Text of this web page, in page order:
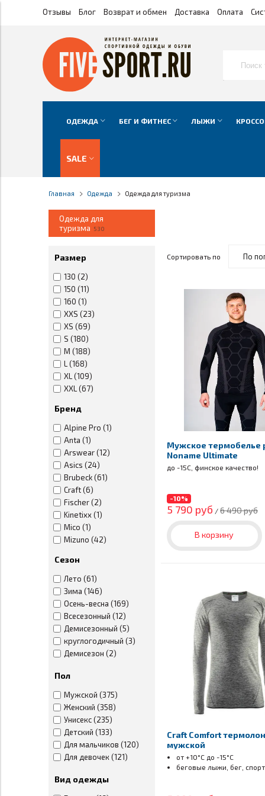
Отзывы Блог Возврат и обмен Доставка Оплата
ОДЕЖДА БЕГ И ФИТНЕС ЛЫЖИ
SALE
Главная Одежда Одежда для туризма
Одежда для
туризма 530
Размер
130 (2)
150 (11)
160 (1)
XXS (23)
XS (69)
S (180)
M (188)
L (168)
XL (109)
XXL (67)
3XL (1)
XXXL (21)
XXS-XS (1)
XS-S (1)
S-M (11)
M-L (1)
L-XL (12)
6 (5)
7 (12)
8 (13)
9 (16)
11 (14)
12 (10)
56 (2)
58 (1)
110-116 (1)
140-146 (1)
146-152 (1)
152-158 (2)
37-39 (1)
43-45 (1)
46-48 (1)
one size (40)
onesize (3)
46 (1)
50 (2)
92 (1)
Бренд
Alpine Pro (1)
Anta (1)
Arswear (12)
Asics (24)
Brubeck (61)
Craft (6)
Fischer (2)
Kinetixx (1)
Mico (1)
Mizuno (42)
Moretan (7)
Noname (101)
NordSki (199)
Odlo (1)
Victory Code (10)
V-MOTION (2)
Хемотаксис (5)
Сезон
Лето (61)
Зима (146)
Осень-весна (169)
Всесезонный (12)
Демисезонный (5)
круглогодичный (3)
Демисезон (2)
Пол
Мужской (375)
Женский (358)
Унисекс (235)
Детский (133)
Для мальчиков (120)
Для девочек (121)
Вид одежды
Сортировать по
Мужское термобелье
Noname Ultimate
до -15С, финское качество!
-10%
5 790 руб / 6 490 руб
В корзину
Craft Comfort
мужской
от +10°С до -15°С
беговые лыжи, бег, спорт